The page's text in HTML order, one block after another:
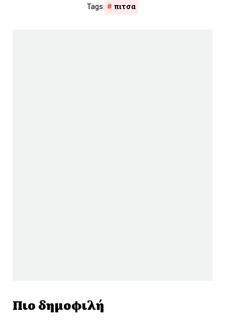
πιτσα
Πιο δημοφιλή